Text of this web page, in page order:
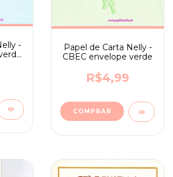
-
Papel de Carta Nelly -
CBEC envelope verde
R$4,99